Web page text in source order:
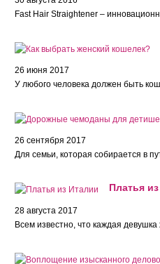
Fast Hair Straightener –
26 июня 2017
У любого человека должен быть
26 сентября 2017
Для семьи, которая собирается в
Платья
28 августа 2017
Всем известно, что каждая